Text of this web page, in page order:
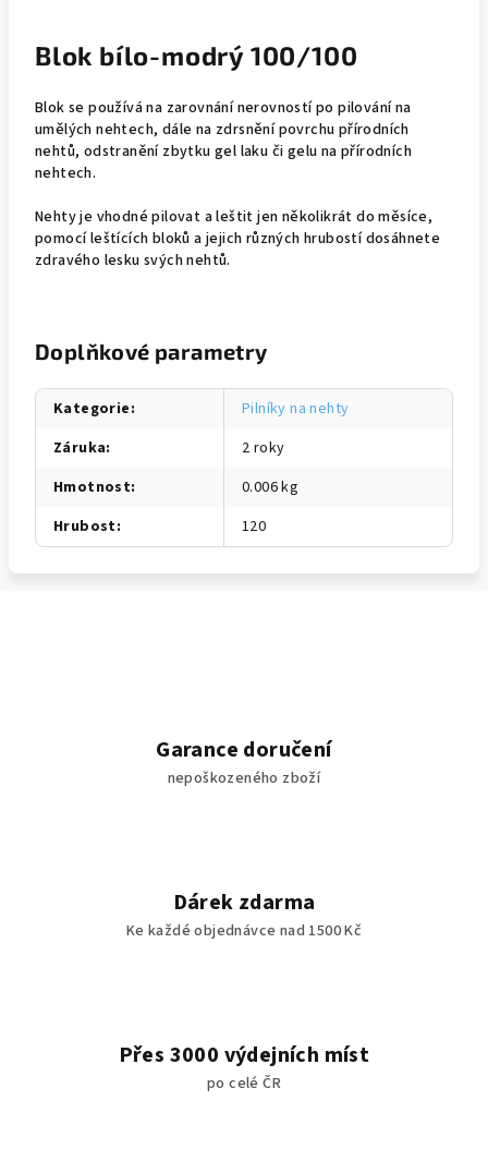
Blok bílo-modrý 100/100
Blok se používá na zarovnání nerovností po pilování na
umělých nehtech, dále na zdrsnění povrchu přírodních
nehtů, odstranění zbytku gel laku či gelu na přírodních
nehtech.
Nehty je vhodné pilovat a leštit jen několikrát do měsíce,
pomocí leštících bloků a jejich různých hrubostí dosáhnete
zdravého lesku svých nehtů.
Doplňkové parametry
Kategorie:
Pilníky na nehty
Záruka:
2 roky
Hmotnost:
0.006 kg
Hrubost: 120
Garance doručení
nepoškozeného zboží
Dárek zdarma
Ke každé objednávce nad 1500 Kč
Přes 3000 výdejních míst
po celé ČR